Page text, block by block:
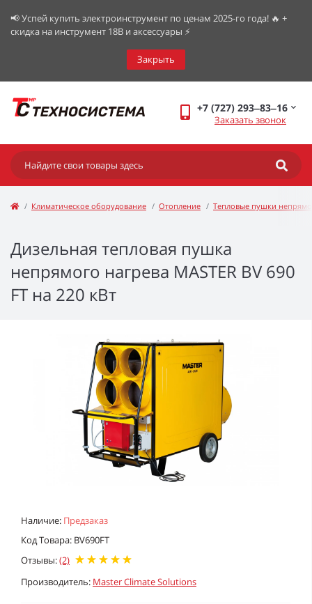
📢 Успей купить электроинструмент по ценам 2025-го года! 🔥 +
скидка на инструмент 18В и аксессуары ⚡️
Закрыть
+7 (727) 293‒83‒16
Заказать звонок
Климатическое оборудование Отопление Тепловые пушки
Дизельная тепловая пушка
непрямого нагрева MASTER BV 690
FT на 220 кВт
Наличие: Предзаказ
Код Товара: BV690FT
Отзывы:(2)
Производитель: Master Climate Solutions